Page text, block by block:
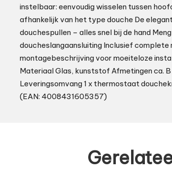
instelbaar: eenvoudig wisselen tussen
afhankelijk van het type douche De
douchespullen – alles snel bij de hand
doucheslangaansluiting Inclusief
montagebeschrijving voor moeiteloze
Materiaal Glas, kunststof Afmetingen ca.
Leveringsomvang 1 x thermostaat
(EAN: 4008431605357)